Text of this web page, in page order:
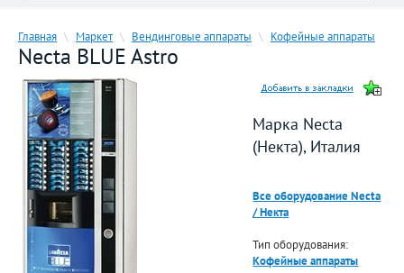
Главная \ Маркет \ Вендинговые аппараты \ Кофейные аппараты
Necta BLUE Astro
Марка Necta
(Некта), Италия
Все оборудование Necta
/ Некта
Тип оборудования:
Кофейные аппараты